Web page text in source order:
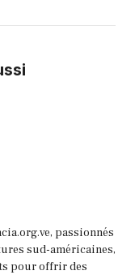
passionnés
sud-américaines,
pour offrir des